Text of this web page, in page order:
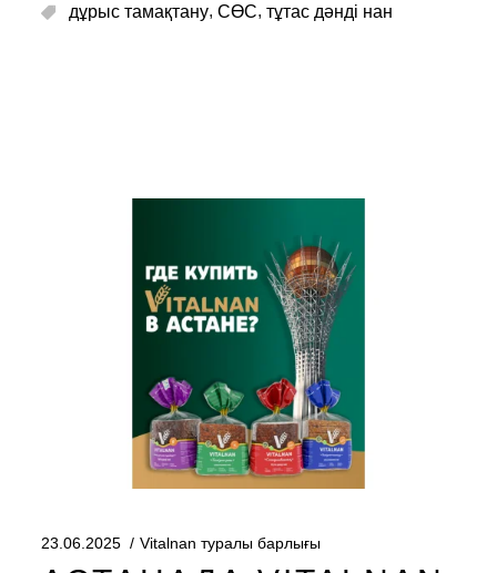
дұрыс тамақтану, СӨС, тұтас дәнді нан
23.06.2025 Vitalnan туралы барлығы